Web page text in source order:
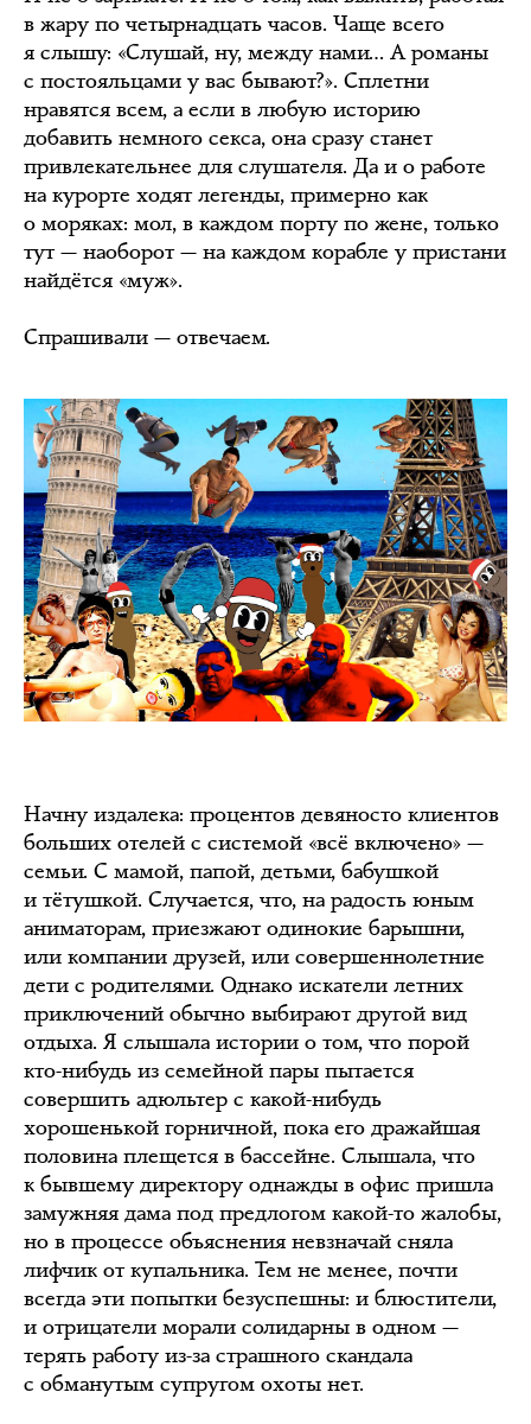
в жару по четырнадцать часов. Чаще всего
я слышу: «Слушай, ну, между нами… А романы
с постояльцами у вас бывают?». Сплетни
нравятся всем, а если в любую историю
добавить немного секса, она сразу станет
привлекательнее для слушателя. Да и о работе
на курорте ходят легенды, примерно как
о моряках: мол, в каждом порту по жене, только
тут — наоборот — на каждом корабле у пристани
найдётся «муж».
Спрашивали — отвечаем.
Начну издалека: процентов девяносто клиентов
больших отелей с системой «всё включено» —
семьи. С мамой, папой, детьми, бабушкой
и тётушкой. Случается, что, на радость юным
аниматорам, приезжают одинокие барышни,
или компании друзей, или совершеннолетние
дети с родителями. Однако искатели летних
приключений обычно выбирают другой вид
отдыха. Я слышала истории о том, что порой
кто-нибудь из семейной пары пытается
совершить адюльтер с какой-нибудь
хорошенькой горничной, пока его дражайшая
половина плещется в бассейне. Слышала, что
к бывшему директору однажды в офис пришла
замужняя дама под предлогом какой-то жалобы,
но в процессе объяснения невзначай сняла
лифчик от купальника. Тем не менее, почти
всегда эти попытки безуспешны: и блюстители,
и отрицатели морали солидарны в одном —
терять работу из-за страшного скандала
с обманутым супругом охоты нет.